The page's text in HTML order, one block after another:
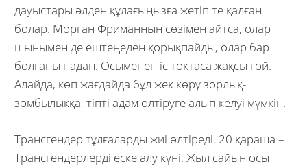
дауыстары әлден құлағыңызға жетіп те қалған
болар. Морган Фриманның сөзімен айтса, олар
шынымен де ештеңеден қорықпайды, олар бар
болғаны надан. Осыменен іс тоқтаса жақсы ғой.
Алайда, көп жағдайда бұл жек көру зорлық-
зомбылыққа, тіпті адам өлтіруге алып келуі мүмкін.
Трансгендер тұлғаларды жиі өлтіреді. 20 қараша –
Трансгендерлерді еске алу күні. Жыл сайын осы